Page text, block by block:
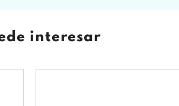
interesar